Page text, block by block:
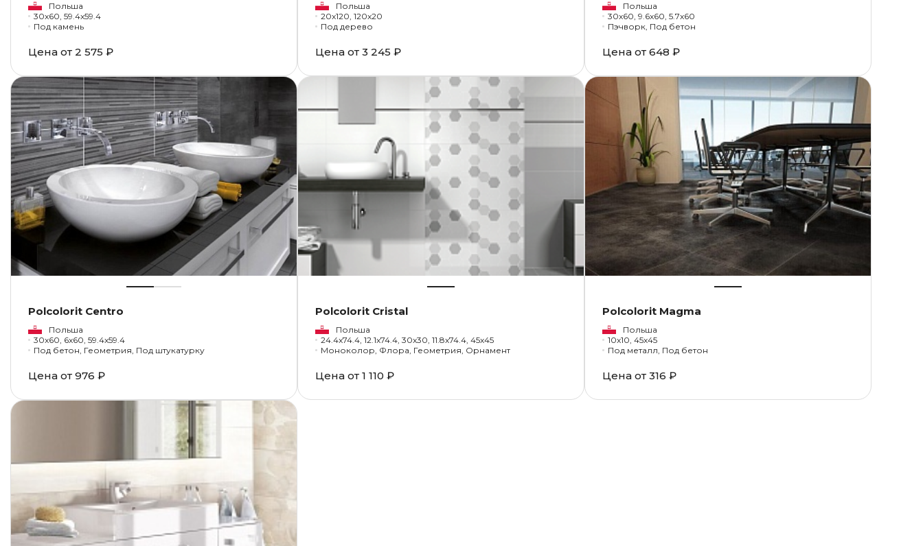
Польша
30x60, 59.4x59.4
Под камень
Цена от 2 575 ₽
Польша
20x120, 120x20
Под дерево
Цена от 3 245 ₽
Польша
30x60, 9.6x60, 5.7x60
Пэчворк, Под бетон
Цена от 648 ₽
Polcolorit Centro
Польша
30x60, 6x60, 59.4x59.4
Под бетон, Геометрия, Под штукатурку
Цена от 976 ₽
Polcolorit Cristal
Польша
24.4x74.4, 12.1x74.4, 30x30, 11.8x74.4, 45x45
Моноколор, Флора, Геометрия, Орнамент
Цена от 1 110 ₽
Polcolorit Magma
Польша
10x10, 45x45
Под металл, Под бетон
Цена от 316 ₽